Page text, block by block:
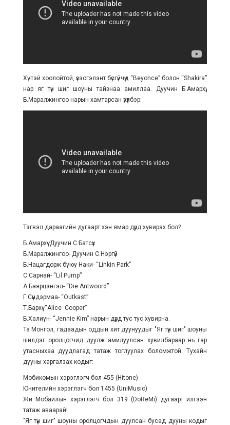
Хүчтэй хоолойтой, үзэсгэлэнт бүсгүйчүүд “Beyonce” болон “Shakira”
нар яг түүн шиг шоуны тайзнаа амиллаа. Дуучин Б.Амархүү,
Б.Маралжингоо нарын хамтарсан үзүүлбэр:
Тэгвэл дараагийн дугаарт хэн ямар дүрд хувирах бол?
Б.Амархүү- Дуучин С.Батсүх
Б.Маралжингоо- Дуучин С.Нэргүй
Б.Нацагдорж буюу Наки- “Linkin Park”
С.Сарнай- “Lil Pump”
А.Баярцэнгэл- “Die Antwoord”
Г.Сүндэрмаа- “Outkast”
Т.Бархүү- “Alice Cooper”
Б.Халиун- “Jennie Kim” нарын дүрд тус тус хувирна.
Та Монгол, гадаадын оддын хит дуунуудыг "Яг түүн шиг" шоуны
шилдэг оролцогчид дуулж амилуулсан хувилбараар нь гар
утасныхаа дуудлагад татаж тоглуулах боломжтой. Тухайн
дууны харгалзах кодыг:
Мобикомын хэрэглэгч бол 455 (Hitone)
Юнителийн хэрэглэгч бол 1455 (UniMusic)
Жи Мобайлын хэрэглэгч бол 319 (DoReMi) дугаарт илгээн
татаж аваарай!
"Яг түүн шиг" шоуны оролцогчдын дуулсан бусад дууны кодыг